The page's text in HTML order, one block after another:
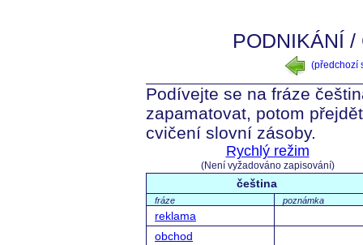
PODNIKÁNÍ
(předchozí
Podívejte se na fráze
zapamatovat, potom
cvičení slovní zásoby.
Rychlý režim
(Není vyžadováno zapisování)
čeština
fráze poznámka
reklama
obchod